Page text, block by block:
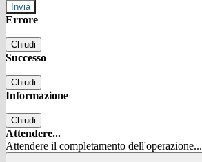
Errore
Chiudi
Successo
Chiudi
Informazione
Chiudi
Attendere...
Attendere il completamento dell'operazione...